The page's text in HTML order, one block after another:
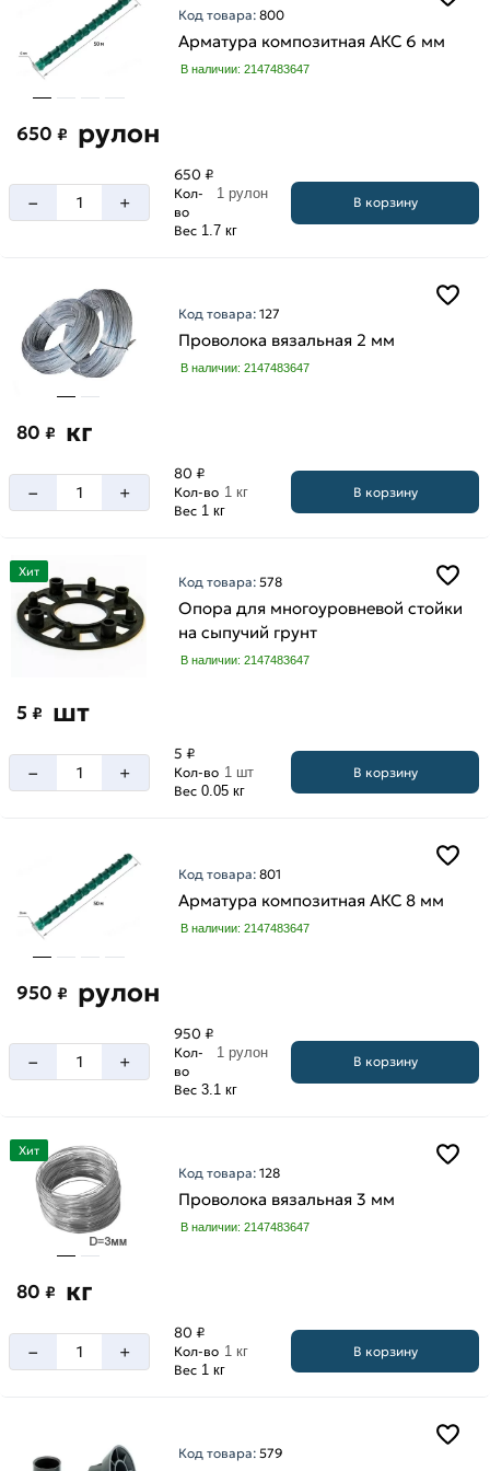
А500С
Код товара:800
Арматура композитная АКС 6 мм
В наличии: 2147483647
650 ₽ рулон
– +
650 ₽
Кол-
во
1 рулон
Вес 1.7 кг
В корзину
Код товара:127
Проволока вязальная 2 мм
В наличии: 2147483647
80 ₽ кг
– +
80 ₽
Кол-во 1 кг
Вес 1 кг
В корзину
Хит
Код товара:578
Опора для многоуровневой стойки
на сыпучий грунт
В наличии: 2147483647
5 ₽ шт
– +
5 ₽
Кол-во 1 шт
Вес 0.05 кг
В корзину
Код товара:801
Арматура композитная АКС 8 мм
В наличии: 2147483647
950 ₽ рулон
– +
950 ₽
Кол-
во
1 рулон
Вес 3.1 кг
В корзину
Хит
Код товара:128
Проволока вязальная 3 мм
В наличии: 2147483647
80 ₽ кг
– +
80 ₽
Кол-во 1 кг
Вес 1 кг
В корзину
Код товара:579